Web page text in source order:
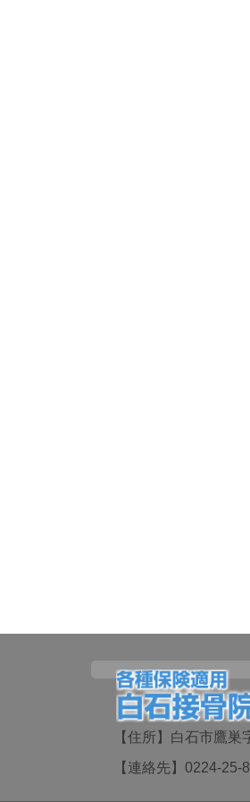
【住所】白石市鷹巣
【連絡先】0224-25-